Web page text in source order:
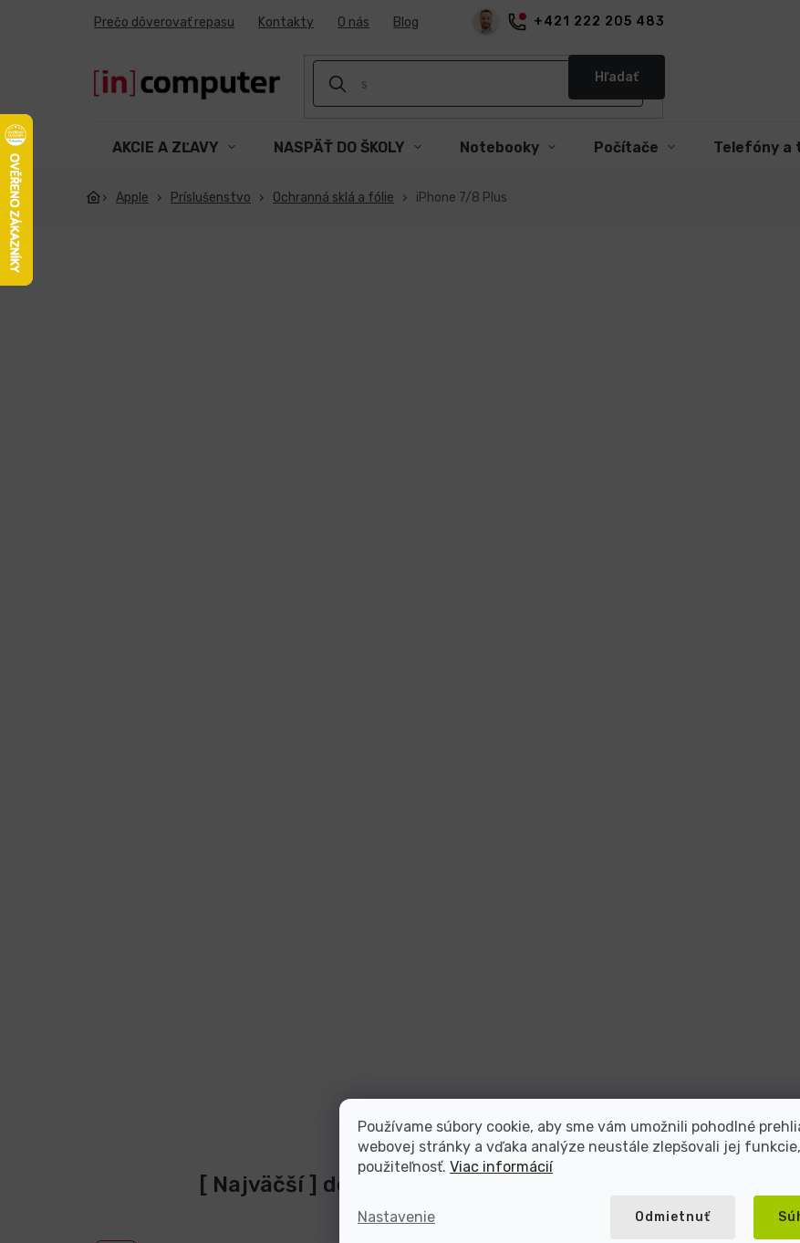
Používame súbory cookie, aby sme vám umožnili pohodlné
webovej stránky a vďaka analýze neustále zlepšovali jej
použiteľnosť. Viac informácií
Nastavenie Odmietnuť
+421 222 205 483
Prečo dôverovať repasu Kontakty O nás Blog
Hľadať
AKCIE A ZĽAVY NASPÄŤ DO ŠKOLY Notebooky Počítače Telefóny a
Apple Príslušenstvo Ochranná sklá a fólie iPhone 7/8 Plus
[ Najväčší ] dodávateľ repasovanej elektroniky s viac